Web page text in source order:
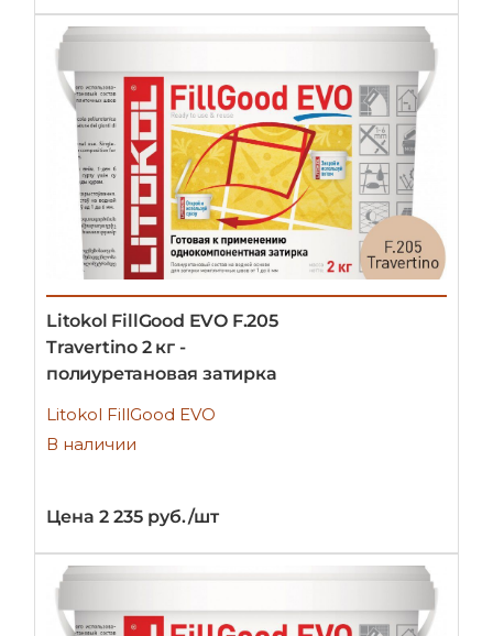
Litokol FillGood EVO F.205
Travertino 2 кг -
полиуретановая затирка
Litokol FillGood EVO
В наличии
Цена 2 235 руб./шт